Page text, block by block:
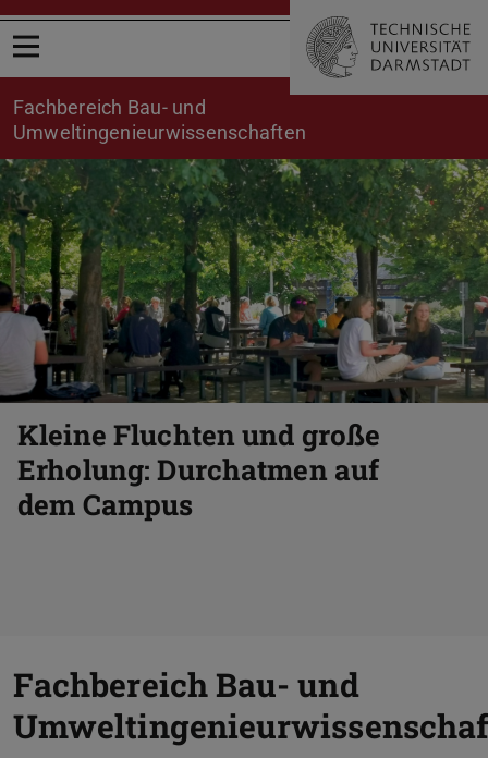
Menü öffnen
Fachbereich Bau- und
Umweltingenieurwissenschaften
Kleine Fluchten und große
Erholung: Durchatmen auf
dem Campus
Zurück Vor
Fachbereich Bau- und